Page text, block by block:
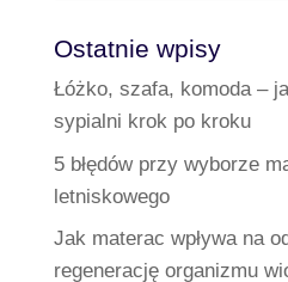
Ostatnie wpisy
Łóżko, szafa, komoda –
sypialni krok po kroku
5 błędów przy wyborze
letniskowego
Jak materac wpływa na
regenerację organizmu